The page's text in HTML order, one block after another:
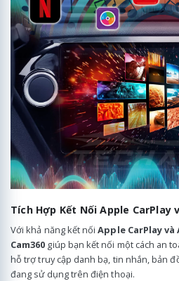
Tích Hợp Kết Nối Apple CarPlay
Với khả năng kết nốiApple CarPlay
Cam360 giúp bạn kết nối một cách an
hỗ trợ truy cập danh bạ, tin nhắn, bản
đang sử dụng trên điện thoại.